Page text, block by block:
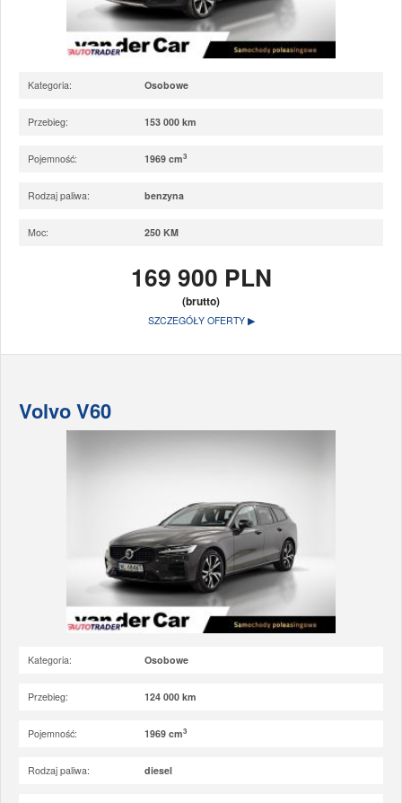
Kategoria: Osobowe
Przebieg: 153 000 km
Pojemność: 1969 cm3
Rodzaj paliwa: benzyna
Moc: 250 KM
169 900 PLN
(brutto)
SZCZEGÓŁY OFERTY ▶
Volvo V60
Kategoria: Osobowe
Przebieg: 124 000 km
Pojemność: 1969 cm3
Rodzaj paliwa: diesel